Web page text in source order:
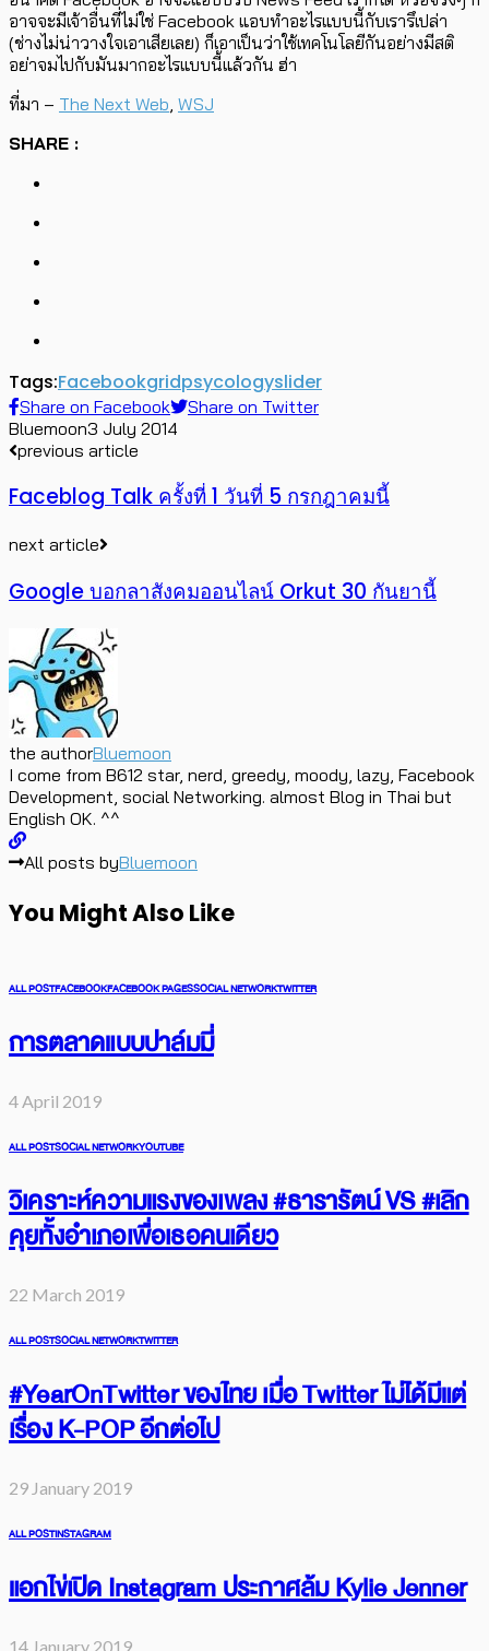
อาจจะมีเจ้าอื่นที่ไม่ใช่ Facebook แอบทำอะไรแบบนี้กับเรารึเปล่า
(ช่างไม่น่าวางใจเอาเสียเลย) ก็เอาเป็นว่าใช้เทคโนโลยีกันอย่างมีสติ
อย่าจมไปกับมันมากอะไรแบบนี้แล้วกัน ฮ่า
ที่มา – The Next Web WSJ
SHARE :
Tags:Facebookgridpsycologyslider
Share on Facebook
Share on Twitter
Bluemoon3 July 2014
previous article
Faceblog Talk ครั้งที่ 1 วันที่ 5 กรกฎาคมนี้
next article
Google บอกลาสังคมออนไลน์ Orkut 30 กันยานี้
the authorBluemoon
I come from B612 star, nerd, greedy, moody, lazy, Facebook
Development, social Networking. almost Blog in Thai but
English OK. ^^
All posts byBluemoon
You Might Also Like
ALL POSTFACEBOOKFACEBOOK PAGESSOCIAL NETWORKTWITTER
การตลาดแบบปาล์มมี่
4 April 2019
ALL POSTSOCIAL NETWORKYOUTUBE
วิเคราะห์ความแรงของเพลง #ธารารัตน์ VS #เลิก
คุยทั้งอำเภอเพื่อเธอคนเดียว
22 March 2019
ALL POSTSOCIAL NETWORKTWITTER
#YearOnTwitter ของไทย เมื่อ Twitter ไม่ได้มีแต่
เรื่อง K-POP อีกต่อไป
29 January 2019
ALL POSTINSTAGRAM
แอกไข่เปิด Instagram ประกาศล้ม Kylie Jenner
14 January 2019